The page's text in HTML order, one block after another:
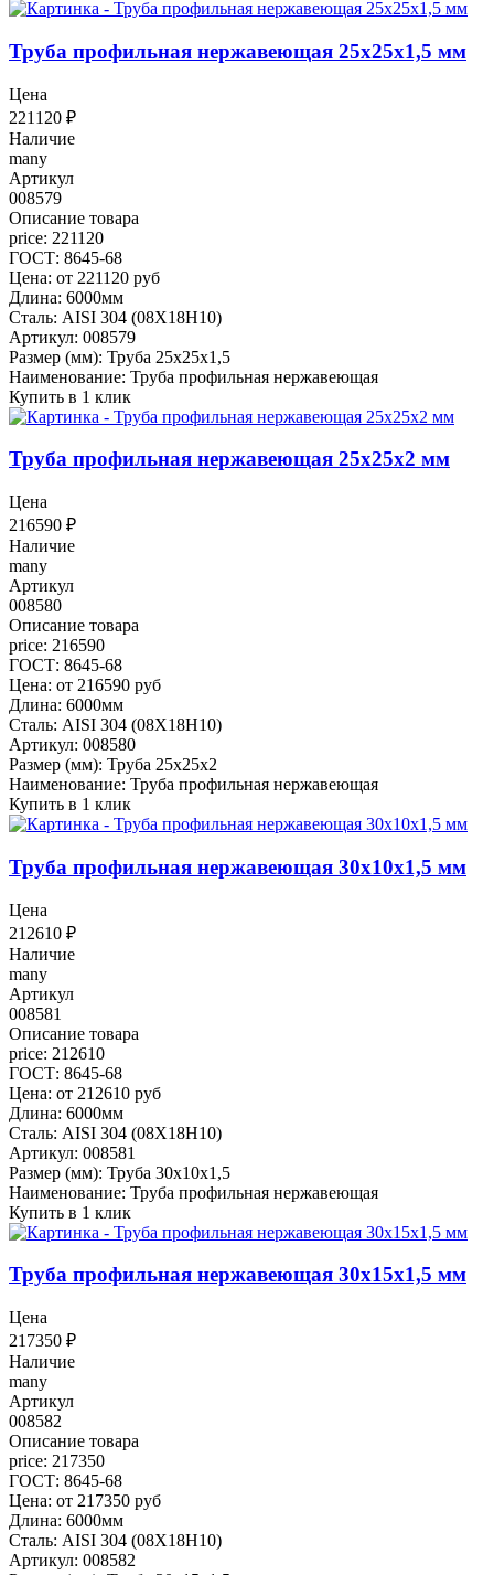
Труба профильная нержавеющая 25х25х1,5 мм
Цена
221120 ₽
Наличие
many
Артикул
008579
Описание товара
price: 221120
ГОСТ: 8645-68
Цена: от 221120 руб
Длина: 6000мм
Сталь: AISI 304 (08Х18Н10)
Артикул: 008579
Размер (мм): Труба 25х25х1,5
Наименование: Труба профильная нержавеющая
Купить в 1 клик
Труба профильная нержавеющая 25х25х2 мм
Цена
216590 ₽
Наличие
many
Артикул
008580
Описание товара
price: 216590
ГОСТ: 8645-68
Цена: от 216590 руб
Длина: 6000мм
Сталь: AISI 304 (08Х18Н10)
Артикул: 008580
Размер (мм): Труба 25х25х2
Наименование: Труба профильная нержавеющая
Купить в 1 клик
Труба профильная нержавеющая 30х10х1,5 мм
Цена
212610 ₽
Наличие
many
Артикул
008581
Описание товара
price: 212610
ГОСТ: 8645-68
Цена: от 212610 руб
Длина: 6000мм
Сталь: AISI 304 (08Х18Н10)
Артикул: 008581
Размер (мм): Труба 30х10х1,5
Наименование: Труба профильная нержавеющая
Купить в 1 клик
Труба профильная нержавеющая 30х15х1,5 мм
Цена
217350 ₽
Наличие
many
Артикул
008582
Описание товара
price: 217350
ГОСТ: 8645-68
Цена: от 217350 руб
Длина: 6000мм
Сталь: AISI 304 (08Х18Н10)
Артикул: 008582